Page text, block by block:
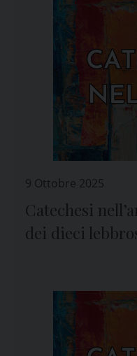
9 Ottobre 2025
Catechesi
dei dieci